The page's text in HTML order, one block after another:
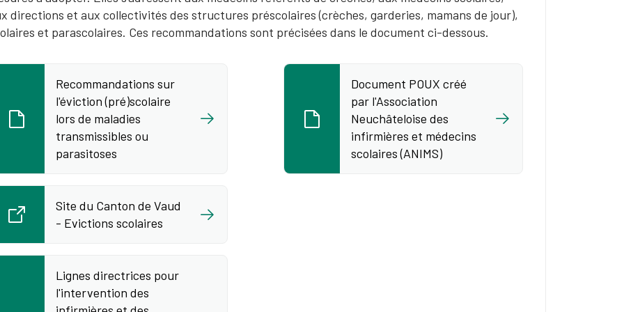
directions et aux collectivités des structures préscolaires (crèches, garderies, mamans de jour),
et parascolaires. Ces recommandations sont précisées dans le document ci-dessous.
Recommandations sur
l'éviction (pré)scolaire
lors de maladies
transmissibles ou
parasitoses
Site du Canton de Vaud
- Evictions scolaires
Lignes directrices pour
l'intervention des
Document POUX créé
par l'Association
Neuchâteloise des
infirmières et médecins
scolaires (ANIMS)